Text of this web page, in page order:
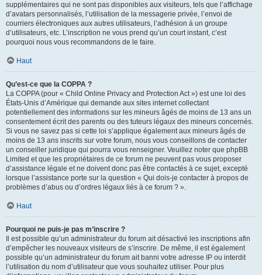
supplémentaires qui ne sont pas disponibles aux visiteurs, tels que l’affichage
d’avatars personnalisés, l’utilisation de la messagerie privée, l’envoi de
courriers électroniques aux autres utilisateurs, l’adhésion à un groupe
d’utilisateurs, etc. L’inscription ne vous prend qu’un court instant, c’est
pourquoi nous vous recommandons de le faire.
Haut
Qu’est-ce que la COPPA ?
La COPPA (pour « Child Online Privacy and Protection Act ») est une loi des
États-Unis d’Amérique qui demande aux sites internet collectant
potentiellement des informations sur les mineurs âgés de moins de 13 ans un
consentement écrit des parents ou des tuteurs légaux des mineurs concernés.
Si vous ne savez pas si cette loi s’applique également aux mineurs âgés de
moins de 13 ans inscrits sur votre forum, nous vous conseillons de contacter
un conseiller juridique qui pourra vous renseigner. Veuillez noter que phpBB
Limited et que les propriétaires de ce forum ne peuvent pas vous proposer
d’assistance légale et ne doivent donc pas être contactés à ce sujet, excepté
lorsque l’assistance porte sur la question « Qui dois-je contacter à propos de
problèmes d’abus ou d’ordres légaux liés à ce forum ? ».
Haut
Pourquoi ne puis-je pas m’inscrire ?
Il est possible qu’un administrateur du forum ait désactivé les inscriptions afin
d’empêcher les nouveaux visiteurs de s’inscrire. De même, il est également
possible qu’un administrateur du forum ait banni votre adresse IP ou interdit
l’utilisation du nom d’utilisateur que vous souhaitez utiliser. Pour plus